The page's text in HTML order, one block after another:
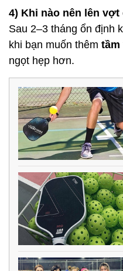
4) Khi nào nên lên vợt
Sau 2–3 tháng ổn định
khi bạn muốn thêm
ngọt hẹp hơn.